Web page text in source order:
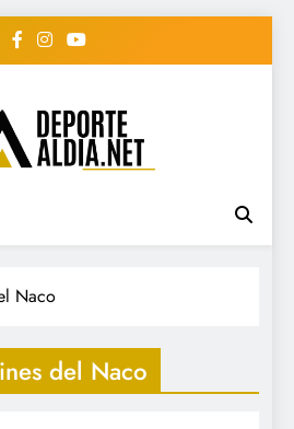
AL DIA •
Deportivo
#deportealdiaperiodico
Naco
del Naco